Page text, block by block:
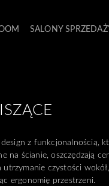
SALONY
z funkcjonalnością,
na ścianie, oszczędzają
czystości
ergonomię przestrzeni.